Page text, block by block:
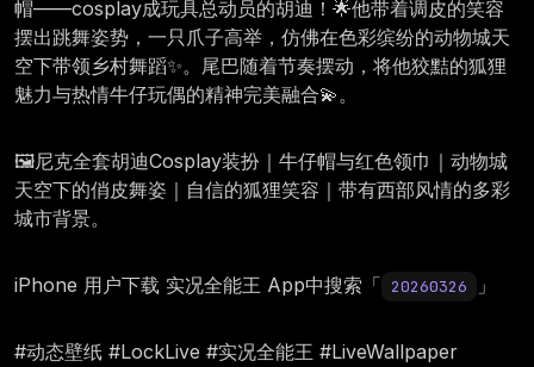
帽——cosplay成玩具总动员的胡迪！🌟他带着调皮的笑容
摆出跳舞姿势，一只爪子高举，仿佛在色彩缤纷的动物城天
空下带领乡村舞蹈✨。尾巴随着节奏摆动，将他狡黠的狐狸
魅力与热情牛仔玩偶的精神完美融合💫。
🖼️尼克全套胡迪Cosplay装扮｜牛仔帽与红色领巾｜动物城
天空下的俏皮舞姿｜自信的狐狸笑容｜带有西部风情的多彩
城市背景。
iPhone 用户下载 实况全能王 App中搜索「 20260326 」
#动态壁纸 #LockLive #实况全能王 #LiveWallpaper